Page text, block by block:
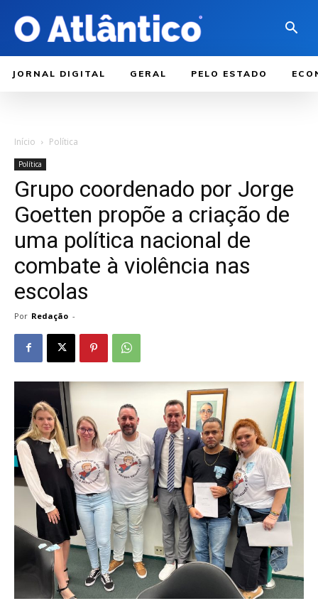
JORNAL DIGITAL GERAL PELO ESTADO
Início Política
Política
Grupo coordenado por Jorge
Goetten propõe a criação de
uma política nacional de
combate à violência nas
escolas
Por Redação -